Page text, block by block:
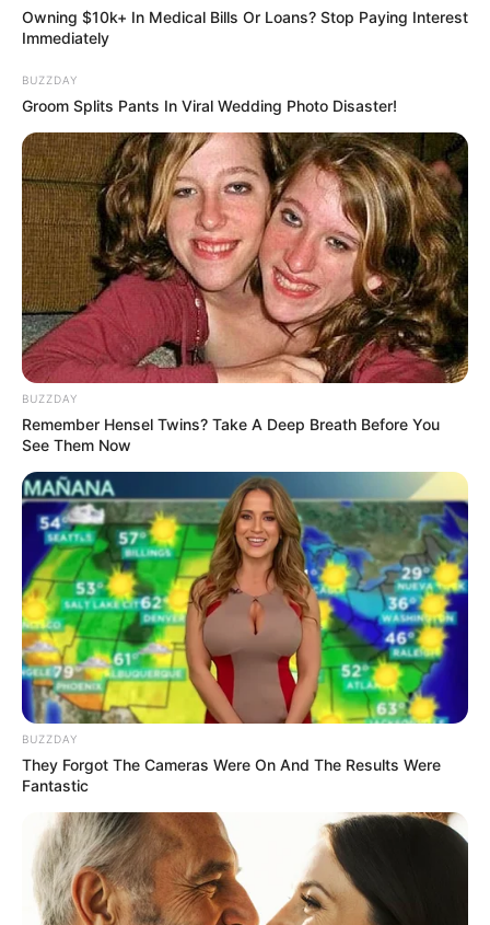
how to get love
จอดที่ไหนเป็นหลักแหล่งเลย ดูเหมือนโปรยเสน่ห์เอาไว้ซะ
ทั่ว แต่ความจริงแล้วเขาเป็นคนรักใครยากแต่รักจริง
สาวๆ ที่จะเข้าตาเขาจึงต้องใจกว้าง ไม่ตามใจเขาแจ ค่อยๆ
เข้าไปเป็นส่วนหนึ่งของเขา แบบเพื่อนที่รู้ใจ อย่าทำให้เขา
จับได้เด็ดขาดว่ากำลังรุกอยู่
หนุ่มวันศุกร์
และแล้วก็ถึงคิวของหนุ่มเจ้าสำอางค์ มีรสนิยม เพราะ
หนุ่มวันศุกร์น่ะ เป็นหนุ่มที่ทันสมัยและโฉบเฉี่ยวบาดใจ
หาเขาได้ตามร้านเสื้อผ้าชั้นนำ ร้านทำผมหรือตามจุดนัด
พบสุดฮอต นอกจากนั้นเขายังรักงานศิลปะและดนตรีอีก
ด้วย ไม่แน่ใจว่าเขาอาจเป็นหนุ่งหนุ่มที่สาวๆ กำลังกรี๊ดกัน
สุดฤทธิ์ก็เป็นได้นะจ๊ะ
how to get love
ต้องทำใจหน่อยนะถ้าหลงหนุ่มวันนี้เข้า เพราะเขาเสน่ห์
แรงจนคู่แข่งเยอะไปหมด เพราะฉะนั้นการเปิดใจให้เขารู้ไว้
ก่อนเป็นวิธีที่เวิร์คที่สุด แต่ต้องมีชั้นเชิงและมั่นใจเป็น
พิเศษนะ ประมาณว่าฉันง้อเธอนะ แต่ฉันก็ยังเปิดโอกาส
ให้หนุ่มอื่นอยู่ด้วยล่ะ ทำตัวให้เจ๋งเข้าไว้ แล้วเขาจะหันมา
ล่าเราในไม่ช้านี้
หนุ่มวันเสาร์
Owning $10k+ In Medical Bills Or Loans? Stop Paying Interest
Immediately
BUZZDAY
Groom Splits Pants In Viral Wedding Photo Disaster!
BUZZDAY
Remember Hensel Twins? Take A Deep Breath Before You
See Them Now
BUZZDAY
They Forgot The Cameras Were On And The Results Were
Fantastic